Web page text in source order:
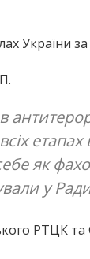
України за
як
у
РТЦК та